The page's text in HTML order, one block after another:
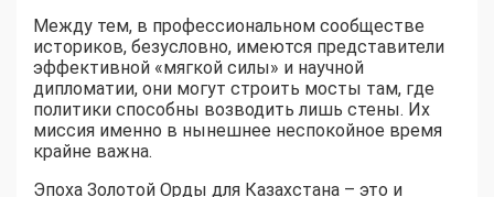
Между тем, в профессиональном сообществе
историков, безусловно, имеются представители
эффективной «мягкой силы» и научной
дипломатии, они могут строить мосты там, где
политики способны возводить лишь стены. Их
миссия именно в нынешнее неспокойное время
крайне важна.
Эпоха Золотой Орды для Казахстана – это и